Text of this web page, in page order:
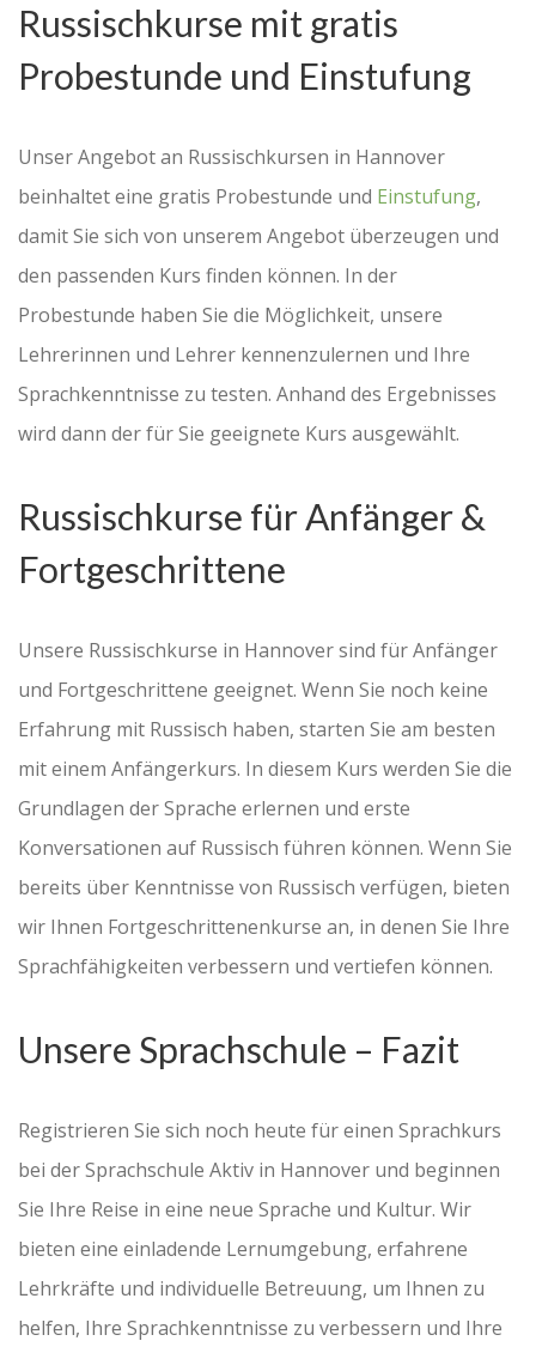
Russischkurse mit gratis
Probestunde und Einstufung
Unser Angebot an Russischkursen in Hannover
beinhaltet eine gratis Probestunde und Einstufung,
damit Sie sich von unserem Angebot überzeugen und
den passenden Kurs finden können. In der
Probestunde haben Sie die Möglichkeit, unsere
Lehrerinnen und Lehrer kennenzulernen und Ihre
Sprachkenntnisse zu testen. Anhand des Ergebnisses
wird dann der für Sie geeignete Kurs ausgewählt.
Russischkurse für Anfänger &
Fortgeschrittene
Unsere Russischkurse in Hannover sind für Anfänger
und Fortgeschrittene geeignet. Wenn Sie noch keine
Erfahrung mit Russisch haben, starten Sie am besten
mit einem Anfängerkurs. In diesem Kurs werden Sie die
Grundlagen der Sprache erlernen und erste
Konversationen auf Russisch führen können. Wenn Sie
bereits über Kenntnisse von Russisch verfügen, bieten
wir Ihnen Fortgeschrittenenkurse an, in denen Sie Ihre
Sprachfähigkeiten verbessern und vertiefen können.
Unsere Sprachschule – Fazit
Registrieren Sie sich noch heute für einen Sprachkurs
bei der Sprachschule Aktiv in Hannover und beginnen
Sie Ihre Reise in eine neue Sprache und Kultur. Wir
bieten eine einladende Lernumgebung, erfahrene
Lehrkräfte und individuelle Betreuung, um Ihnen zu
helfen, Ihre Sprachkenntnisse zu verbessern und Ihre